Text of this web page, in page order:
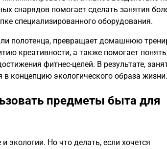
снарядов помогает сделать занятия
специализированного оборудования.
полотенца, превращает домашнюю
креативности, а также помогает
фитнес-целей. В результате,
концепцию экологического образа жизни.
предметы быта для
Но что делать, если хочется